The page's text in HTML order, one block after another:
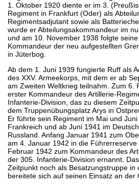
1. Oktober 1920 diente er im 3.
Regiment in Frankfurt (Oder) als
Regimentsadjutant sowie als
wurde er Abteilungsakommandeur im
und am 10. November 1938 folgte
Kommandeur der neu aufgestellten
in Jüterbog.
Ab dem 1. Juni 1939 fungierte Ruff als
des XXV. Armeekorps, mit dem er ab
am Zweiten Weltkrieg teilnahm. Zum 6.
erster Kommandeur des Artillerie-
Infanterie-Division, das zu diesem
dem Truppenübungsplatz Arys in
Er führte sein Regiment im Mai und
Frankreich und ab Juni 1941 im
Russland. Anfang Januar 1941 zum
am 4. Januar 1942 in die Führerreserve
Februar 1942 zum Kommandeur des
der 305. Infanterie-Division ernannt.
Zeitpunkt noch als Besatzungstruppe in
bereitete sich auf seinen Einsatz an der